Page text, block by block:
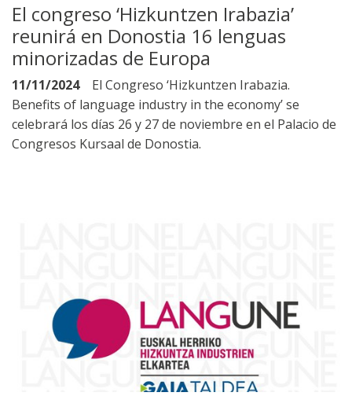
El congreso ‘Hizkuntzen Irabazia’
reunirá en Donostia 16 lenguas
minorizadas de Europa
11/11/2024
El Congreso ‘Hizkuntzen Irabazia.
Benefits of language industry in the economy’ se
celebrará los días 26 y 27 de noviembre en el Palacio de
Congresos Kursaal de Donostia.